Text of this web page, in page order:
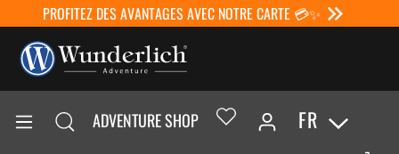
PROFITEZ DES AVANTAGES AVEC NOTRE CARTE 💳✨
ADVENTURE SHOP FR